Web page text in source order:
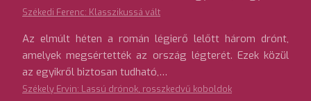
Székedi Ferenc: Klasszikussá vált
Az elmúlt héten a román légierő lelőtt három drónt,
amelyek megsértették az ország légterét. Ezek közül
az egyikről biztosan tudható,…
Székely Ervin: Lassú drónok, rosszkedvű koboldok